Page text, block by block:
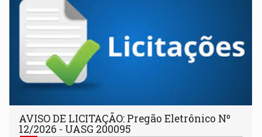
AVISO DE LICITAÇÃO: Pregão Eletrônico Nº
12/2026 - UASG 200095